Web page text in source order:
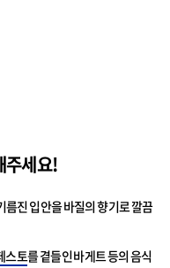
주세요!
름진 입안을 바질의 향기로 깔끔
스토를 곁들인 바게트 등의 음식